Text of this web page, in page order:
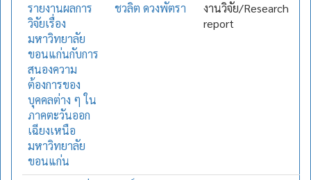
รายงานผลการ
วิจัยเรื่อง
มหาวิทยาลัย
ขอนแก่นกับการ
สนองความ
ต้องการของ
บุคคลต่าง ๆ ใน
ภาคตะวันออก
เฉียงเหนือ
มหาวิทยาลัย
ขอนแก่น
ชวลิต ดวงพัตรา
งานวิจัย/Research
report